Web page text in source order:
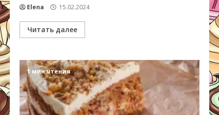
Elena 15.02.2024
Читать далее
1 мин чтения